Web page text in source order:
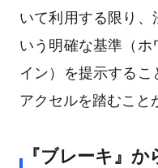
いて利用する限り、
いう明確な基準（ホ
イン）を提示する
アクセルを踏むこと
『ブレーキ』